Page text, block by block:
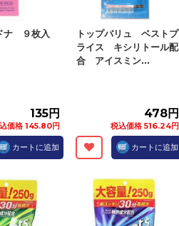
ナ ９枚入
135円
価格 145.80円
カートに追加
トップバリュ ベストプ
ライス キシリトール配
合 アイスミン...
478円
税込価格 516.24円
カートに追加